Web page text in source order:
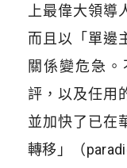
上最偉大領導
而且以「單邊
關係變危急
評，以及任用
並加快了已在
轉移」（